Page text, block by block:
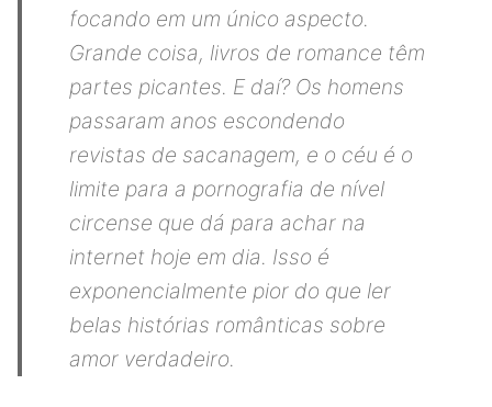
focando em um único aspecto.
Grande coisa, livros de romance têm
partes picantes. E daí? Os homens
passaram anos escondendo
revistas de sacanagem, e o céu é o
limite para a pornografia de nível
circense que dá para achar na
internet hoje em dia. Isso é
exponencialmente pior do que ler
belas histórias românticas sobre
amor verdadeiro.